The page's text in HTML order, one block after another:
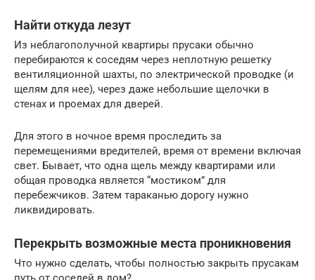
Найти откуда лезут
Из неблагополучной квартиры прусаки обычно
перебираются к соседям через неплотную решетку
вентиляционной шахты, по электрической проводке (и
щелям для нее), через даже небольшие щелочки в
стенах и проемах для дверей.
Для этого в ночное время проследить за
перемещениями вредителей, время от времени включая
свет. Бывает, что одна щель между квартирами или
общая проводка является “мостиком” для
перебежчиков. Затем тараканью дорогу нужно
ликвидировать.
Перекрыть возможные места проникновения
Что нужно сделать, чтобы полностью закрыть прусакам